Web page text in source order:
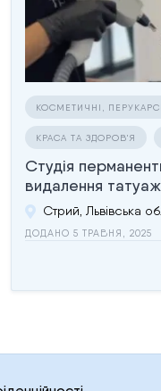
КОСМЕТИЧНІ,
КРАСА ТА ЗДОРОВ'Я
Студія
видалення
Стрий, Львівська
ДОДАНО 5 ТРАВНЯ, 2025